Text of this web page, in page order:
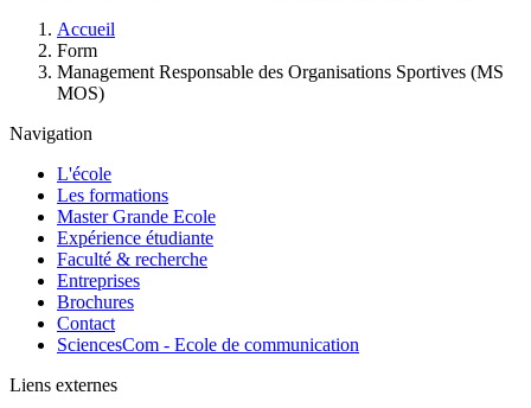
d'Ariane
Accueil
Form
Management Responsable des Organisations Sportives (MS
MOS)
Navigation
L'école
Les formations
Master Grande Ecole
Expérience étudiante
Faculté & recherche
Entreprises
Brochures
Contact
SciencesCom - Ecole de communication
Liens externes